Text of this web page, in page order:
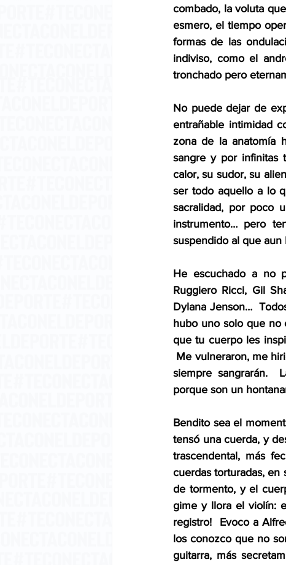
combado, la voluta
esmero, el tiempo
formas de las
indiviso, como el
tronchado pero
No puede dejar de
entrañable intimidad
zona de la anatomía
sangre y por infinitas
calor, su sudor, su
ser todo aquello a lo
sacralidad, por poco
instrumento… pero
suspendido al que aun
He escuchado a no
Ruggiero Ricci, Gil
Dylana Jenson…
hubo uno solo que no
que tu cuerpo les
Me vulneraron, me
siempre sangrarán.
porque son un
Bendito sea el
tensó una cuerda, y
trascendental, más
cuerdas torturadas, en
de tormento, y el
gime y llora el violín:
registro!  Evoco a
los conozco que no
guitarra, más